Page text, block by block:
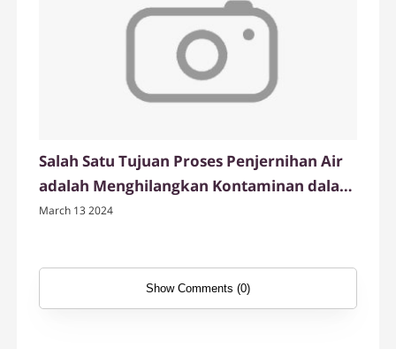
Salah Satu Tujuan Proses Penjernihan Air
adalah Menghilangkan Kontaminan dalam
Air
March 13 2024
Show Comments (0)